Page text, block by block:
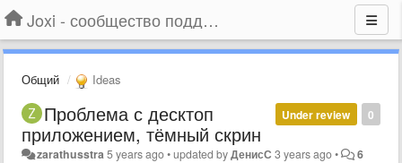
Joxi - сообщество поддержки
Общий Ideas
0
Under review
Проблема с десктоп
приложением, тёмный скрин
zarathusstra 5 years ago•updated byДенисС 3 years ago• 6